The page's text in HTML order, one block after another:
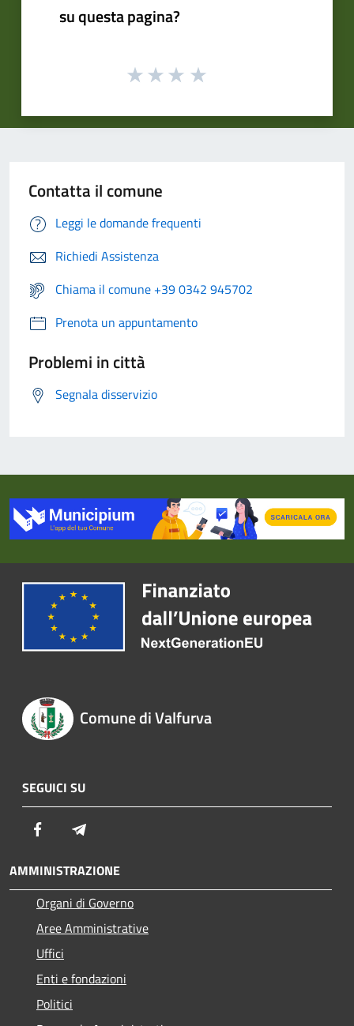
su questa pagina?
Contatta il comune
Leggi le domande frequenti
Richiedi Assistenza
Chiama il comune +39 0342 945702
Prenota un appuntamento
Problemi in città
Segnala disservizio
Comune di Valfurva
SEGUICI SU
Facebook
AMMINISTRAZIONE
Organi di Governo
Aree Amministrative
Uffici
Enti e fondazioni
Politici